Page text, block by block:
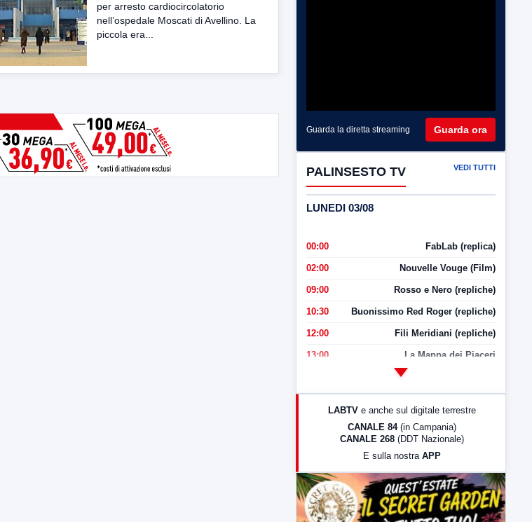
per arresto cardiocircolatorio
nell’ospedale Moscati di Avellino. La
piccola era...
Guarda la diretta streaming Guarda ora
PALINSESTO TV VEDI TUTTI
LUNEDI 03/08
00:00 FabLab (replica)
02:00 Nouvelle Vouge (Film)
09:00 Rosso e Nero (repliche)
10:30 Buonissimo Red Roger (repliche)
12:00 Fili Meridiani (repliche)
13:00 La Mappa dei Piaceri
LabNews (Diretta)
23:00 LabNews (replica)
LABTV e anche sul digitale terrestre
CANALE 84 (in Campania)
CANALE 268 (DDT Nazionale)
E sulla nostra APP